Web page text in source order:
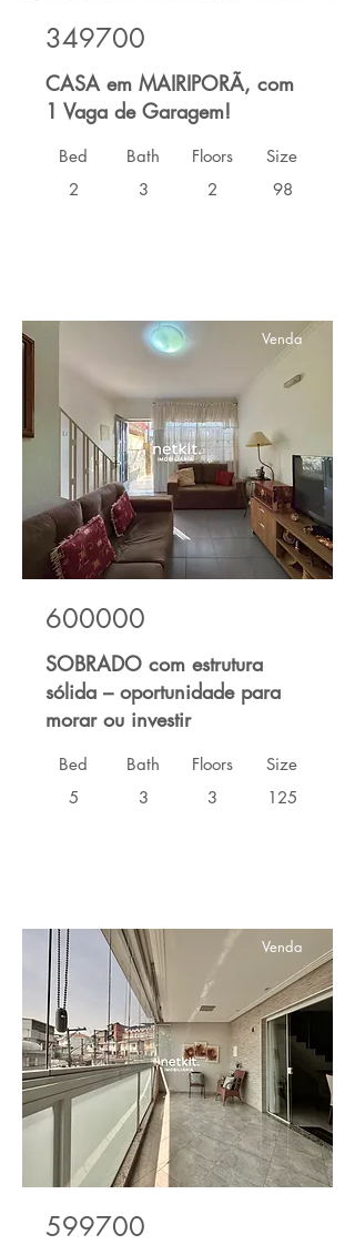
349700
CASA em MAIRIPORÃ, com
1 Vaga de Garagem!
Bed
2
Bath
3
Floors
2
Size
98
Venda
600000
SOBRADO com estrutura
sólida – oportunidade para
morar ou investir
Bed
5
Bath
3
Floors
3
Size
125
Venda
599700